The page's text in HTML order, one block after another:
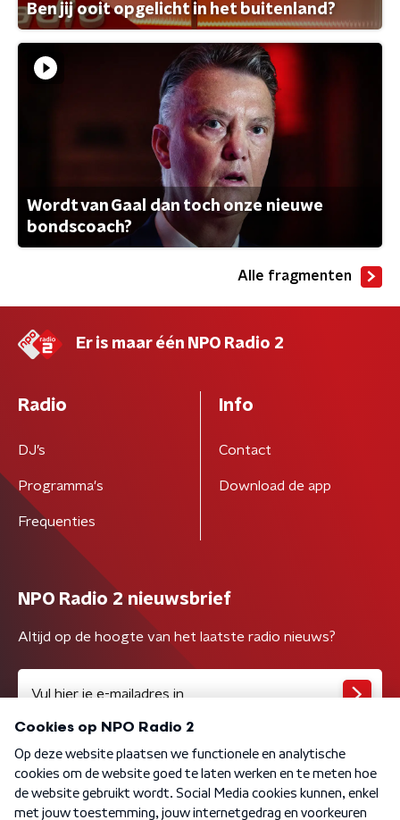
Ben jij ooit opgelicht in het buitenland?
Wordt van Gaal dan toch onze nieuwe
bondscoach?
Alle fragmenten
Er is maar één NPO Radio 2
Radio
DJ’s
Programma's
Frequenties
Info
Contact
Download de app
NPO Radio 2 nieuwsbrief
Altijd op de hoogte van het laatste radio nieuws?
Algemene voorwaarden